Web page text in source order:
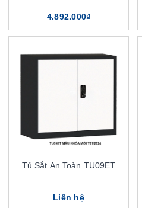
4.892.000₫
Tủ Sắt An Toàn TU09ET
Liên hệ